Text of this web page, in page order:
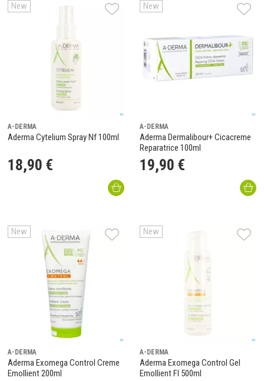
New
A-DERMA
Aderma Cytelium Spray Nf 100ml
18,90 €
New
A-DERMA
Aderma Dermalibour+ Cicacreme
Reparatrice 100ml
19,90 €
New
A-DERMA
Aderma Exomega Control Creme
Emollient 200ml
New
A-DERMA
Aderma Exomega Control Gel
Emollient Fl 500ml